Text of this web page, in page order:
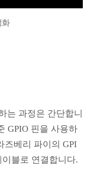
화
는 과정은 간단합니
GPIO 핀을 사용하
즈베리 파이의 GPI
블로 연결합니다.